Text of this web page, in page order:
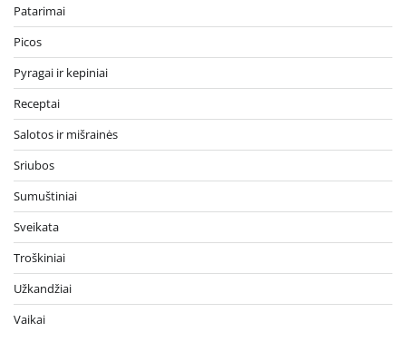
Patarimai
Picos
Pyragai ir kepiniai
Receptai
Salotos ir mišrainės
Sriubos
Sumuštiniai
Sveikata
Troškiniai
Užkandžiai
Vaikai